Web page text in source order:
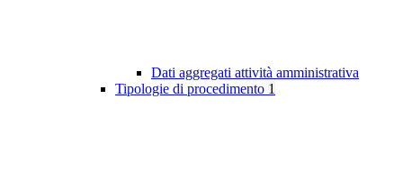
Dati aggregati attività amministrativa
Tipologie di procedimento 1